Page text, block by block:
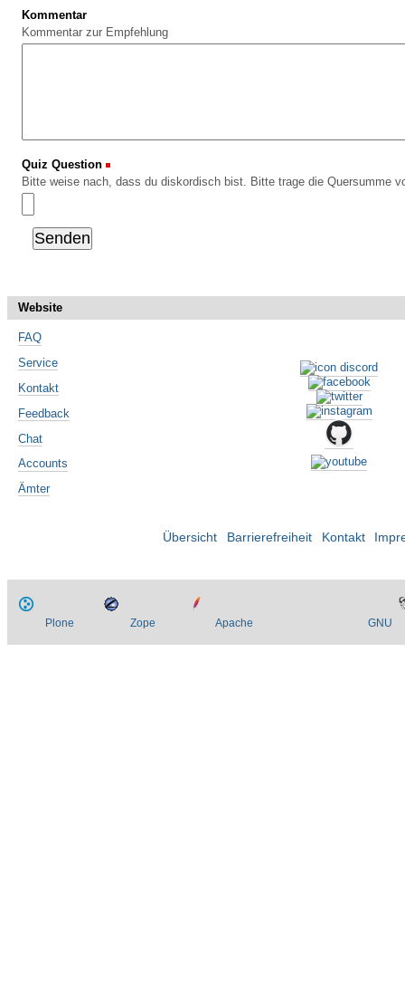
Kommentar
Kommentar zur Empfehlung
Quiz Question
Bitte weise nach, dass du diskordisch bist. Bitte trage die Quersumme
Website
FAQ
Service
Kontakt
Feedback
Chat
Accounts
Ämter
Übersicht Barrierefreiheit Kontakt
Plone Zope Apache GNU